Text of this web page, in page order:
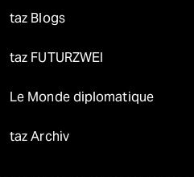
taz Blogs
taz FUTURZWEI
Le Monde diplomatique
taz Archiv